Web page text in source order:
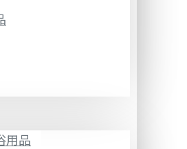
用品